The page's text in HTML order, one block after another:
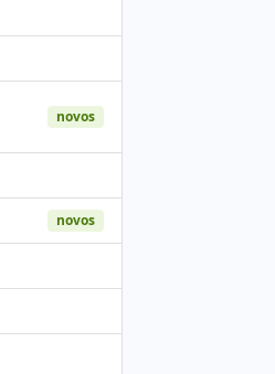
novos
novos